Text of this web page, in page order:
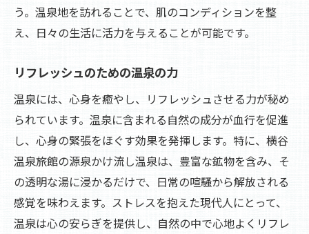
う。温泉地を訪れることで、肌のコンディションを整
え、日々の生活に活力を与えることが可能です。
リフレッシュのための温泉の力
温泉には、心身を癒やし、リフレッシュさせる力が秘め
られています。温泉に含まれる自然の成分が血行を促進
し、心身の緊張をほぐす効果を発揮します。特に、横谷
温泉旅館の源泉かけ流し温泉は、豊富な鉱物を含み、そ
の透明な湯に浸かるだけで、日常の喧騒から解放される
感覚を味わえます。ストレスを抱えた現代人にとって、
温泉は心の安らぎを提供し、自然の中で心地よくリフレ